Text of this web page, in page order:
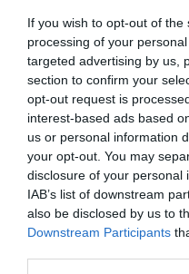
If you wish to opt-out of
processing of your
targeted advertising by us,
section to confirm your
opt-out request is
interest-based ads based
us or personal information
your opt-out. You may
disclosure of your personal
IAB’s list of downstream
also be disclosed by us to
Downstream Participants